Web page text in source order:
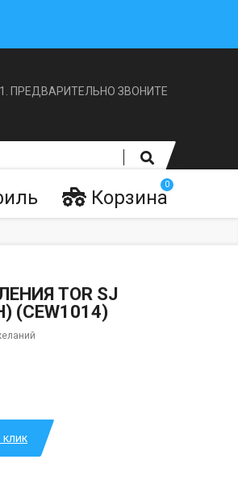
1. ПРЕДВАРИТЕЛЬНО ЗВОНИТЕ
Корзина
0
TOR SJ
(CEW1014)
клик